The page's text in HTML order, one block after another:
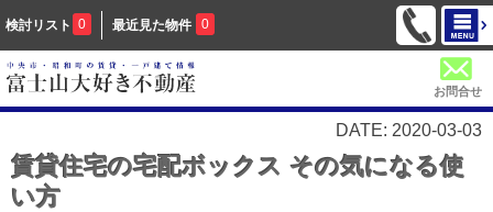
検討リスト 0 最近見た物件 0
お問合せ
DATE: 2020-03-03
賃貸住宅の宅配ボックス その気になる使
い方